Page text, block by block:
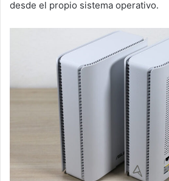
desde el propio sistema operativo.